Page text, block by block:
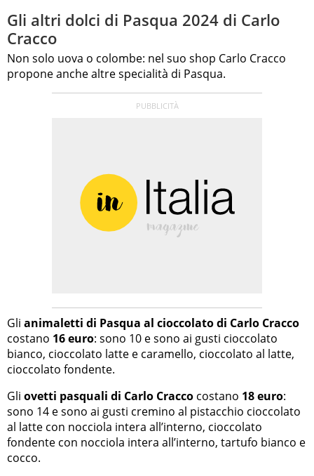
Gli altri dolci di Pasqua 2024 di Carlo
Cracco
Non solo uova o colombe: nel suo shop Carlo Cracco
propone anche altre specialità di Pasqua.
Gli animaletti di Pasqua al cioccolato di Carlo Cracco
costano 16 euro: sono 10 e sono ai gusti cioccolato
bianco, cioccolato latte e caramello, cioccolato al latte,
cioccolato fondente.
Gli ovetti pasquali di Carlo Cracco costano 18 euro:
sono 14 e sono ai gusti cremino al pistacchio cioccolato
al latte con nocciola intera all’interno, cioccolato
fondente con nocciola intera all’interno, tartufo bianco e
cocco.